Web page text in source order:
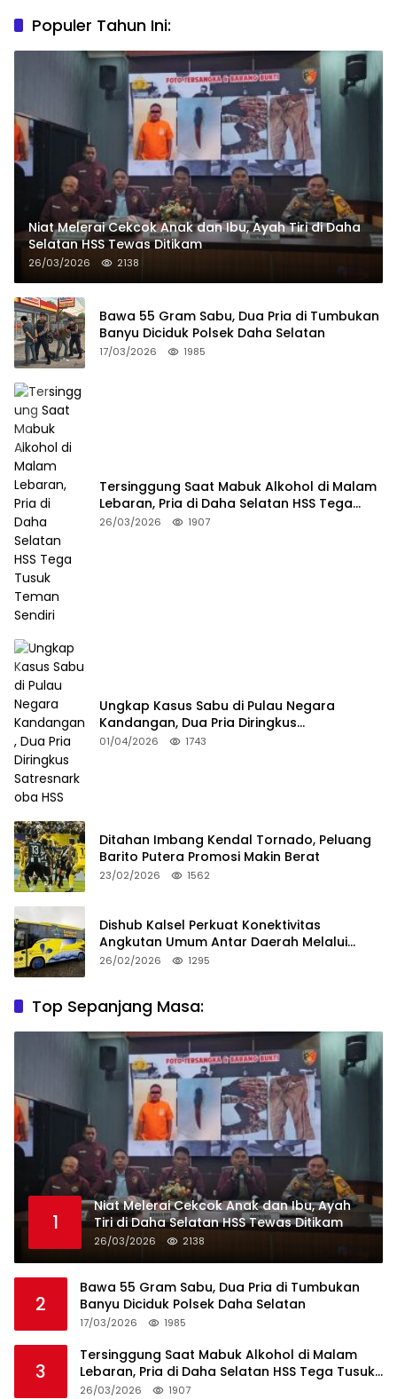
Populer Tahun Ini:
Niat Melerai Cekcok Anak dan Ibu, Ayah Tiri di Daha
Selatan HSS Tewas Ditikam
26/03/2026 2138
Bawa 55 Gram Sabu, Dua Pria di Tumbukan
Banyu Diciduk Polsek Daha Selatan
17/03/2026 1985
Tersinggung Saat Mabuk Alkohol di Malam
Lebaran, Pria di Daha Selatan HSS Tega
Tusuk Teman Sendiri
26/03/2026 1907
Ungkap Kasus Sabu di Pulau Negara
Kandangan, Dua Pria Diringkus
Satresnarkoba HSS
01/04/2026 1743
Ditahan Imbang Kendal Tornado, Peluang
Barito Putera Promosi Makin Berat
23/02/2026 1562
Dishub Kalsel Perkuat Konektivitas
Angkutan Umum Antar Daerah Melalui
Integritas
26/02/2026 1295
Top Sepanjang Masa:
1
Niat Melerai Cekcok Anak dan Ibu, Ayah
Tiri di Daha Selatan HSS Tewas Ditikam
26/03/2026 2138
2
Bawa 55 Gram Sabu, Dua Pria di Tumbukan
Banyu Diciduk Polsek Daha Selatan
17/03/2026 1985
3
Tersinggung Saat Mabuk Alkohol di Malam
Lebaran, Pria di Daha Selatan HSS Tega Tusuk
Teman Sendiri
26/03/2026 1907